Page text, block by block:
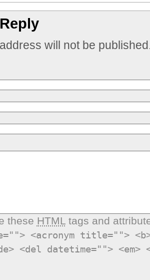
will not be
these HTMLtags and
<acronym title="">
<del datetime="">